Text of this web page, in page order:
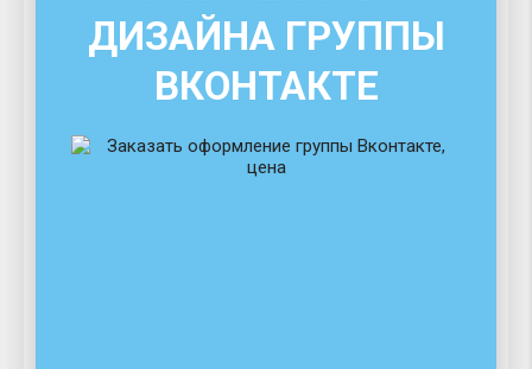
ДИЗАЙНА ГРУППЫ
ВКОНТАКТЕ